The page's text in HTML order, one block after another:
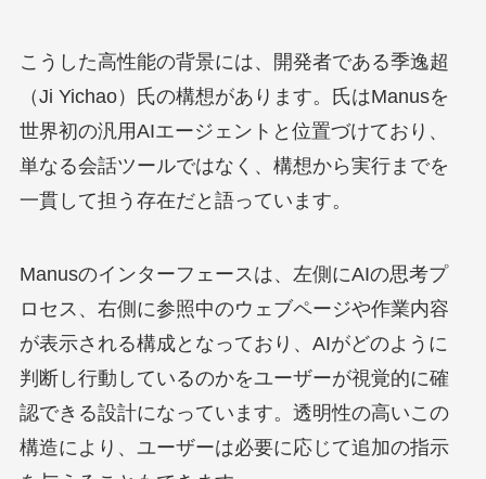
こうした高性能の背景には、開発者である季逸超
（Ji Yichao）氏の構想があります。氏はManusを
世界初の汎用AIエージェントと位置づけており、
単なる会話ツールではなく、構想から実行までを
一貫して担う存在だと語っています。
Manusのインターフェースは、左側にAIの思考プ
ロセス、右側に参照中のウェブページや作業内容
が表示される構成となっており、AIがどのように
判断し行動しているのかをユーザーが視覚的に確
認できる設計になっています。透明性の高いこの
構造により、ユーザーは必要に応じて追加の指示